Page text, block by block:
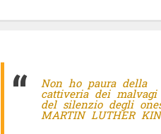
Non ho paura della
cattiveria dei malvagi
del silenzio degli
MARTIN LUTHER